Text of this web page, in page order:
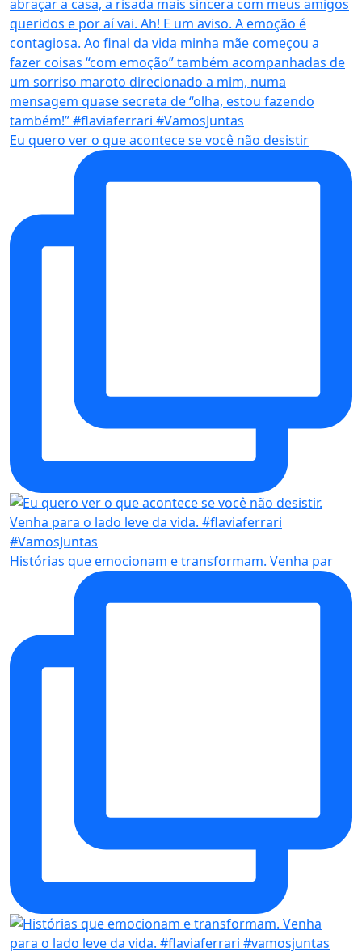
Eu quero ver o que acontece se você não desistir
Histórias que emocionam e transformam. Venha par